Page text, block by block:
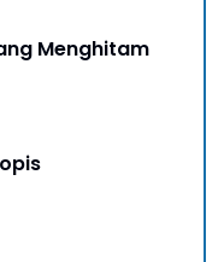
Menghitam